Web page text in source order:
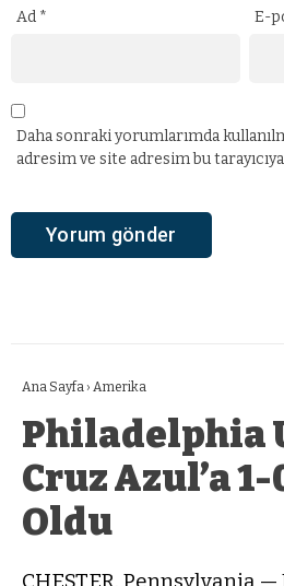
Ad * E-
Daha sonraki yorumlarımda
adresim ve site adresim bu
Ana Sayfa › Amerika
Philadelphia
Cruz Azul’a
Oldu